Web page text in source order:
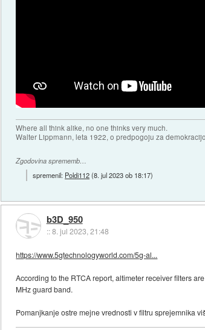
Where all think alike, no one thinks very much.
Walter Lippmann, leta 1922, o predpogoju za
Zgodovina sprememb…
spremenil: Poldi112(8. jul 2023 ob 18:17)
b3D_950
::8. jul 2023, 21:48
https://www.5gtechnologyworld.com/5g-al...
According to the RTCA report, altimeter receiver filters
MHz guard band.
Pomanjkanje ostre mejne vrednosti v filtru sprejemnika